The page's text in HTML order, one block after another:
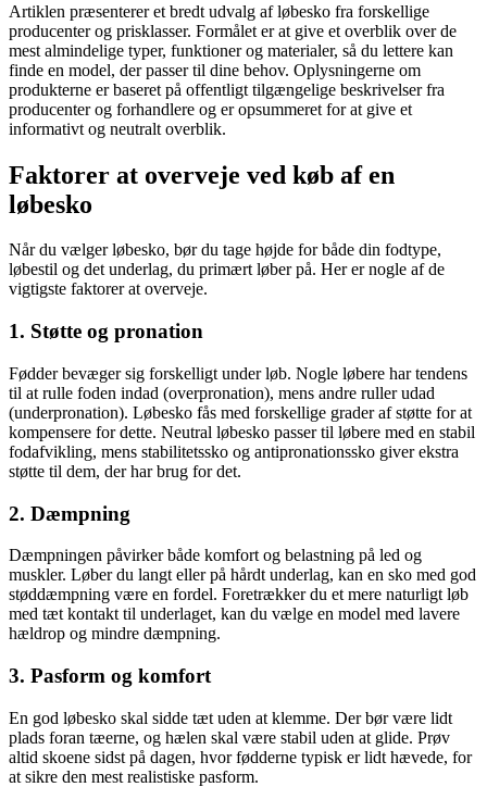
Artiklen præsenterer et bredt udvalg af løbesko fra forskellige
producenter og prisklasser. Formålet er at give et overblik over de
mest almindelige typer, funktioner og materialer, så du lettere kan
finde en model, der passer til dine behov. Oplysningerne om
produkterne er baseret på offentligt tilgængelige beskrivelser fra
producenter og forhandlere og er opsummeret for at give et
informativt og neutralt overblik.
Faktorer at overveje ved køb af en
løbesko
Når du vælger løbesko, bør du tage højde for både din fodtype,
løbestil og det underlag, du primært løber på. Her er nogle af de
vigtigste faktorer at overveje.
1. Støtte og pronation
Fødder bevæger sig forskelligt under løb. Nogle løbere har tendens
til at rulle foden indad (overpronation), mens andre ruller udad
(underpronation). Løbesko fås med forskellige grader af støtte for at
kompensere for dette. Neutral løbesko passer til løbere med en stabil
fodafvikling, mens stabilitetssko og antipronationssko giver ekstra
støtte til dem, der har brug for det.
2. Dæmpning
Dæmpningen påvirker både komfort og belastning på led og
muskler. Løber du langt eller på hårdt underlag, kan en sko med god
støddæmpning være en fordel. Foretrækker du et mere naturligt løb
med tæt kontakt til underlaget, kan du vælge en model med lavere
hældrop og mindre dæmpning.
3. Pasform og komfort
En god løbesko skal sidde tæt uden at klemme. Der bør være lidt
plads foran tæerne, og hælen skal være stabil uden at glide. Prøv
altid skoene sidst på dagen, hvor fødderne typisk er lidt hævede, for
at sikre den mest realistiske pasform.